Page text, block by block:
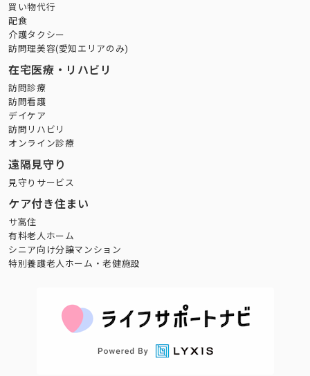
買い物代行
配食
介護タクシー
訪問理美容(愛知エリアのみ)
在宅医療・リハビリ
訪問診療
訪問看護
デイケア
訪問リハビリ
オンライン診療
遠隔見守り
見守りサービス
ケア付き住まい
サ高住
有料老人ホーム
シニア向け分譲マンション
特別養護老人ホーム・老健施設